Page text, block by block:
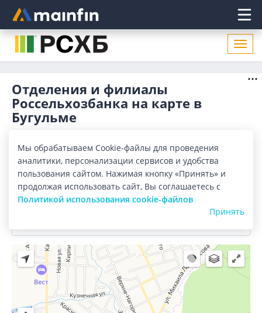
Главное меню
Отделения и филиалы
Россельхозбанка на карте в
Бугульме
Все банки Карта Список
Город:Бугульма
Мы обрабатываем Cookie-файлы для проведения
аналитики, персонализации сервисов и удобства
пользования сайтом. Нажимая кнопку «Принять» и
продолжая использовать сайт, Вы соглашаетесь с
Политикой использования cookie-файлов
Принять